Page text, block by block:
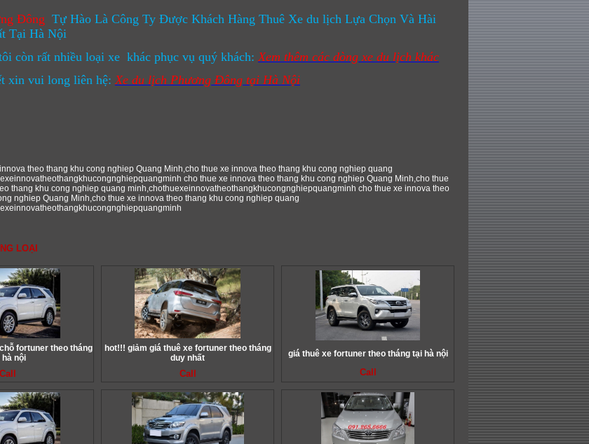
Đông Tự Hào Là Công Ty Được Khách Hàng Thuê Xe du lịch Lựa Chọn Và Hài
Tại Hà Nội
còn rất nhiều loại xe khác phục vụ quý khách:Xem thêm các dòng xe du lịch khác
xin vui long liên hệ:Xe du lịch Phương Đông tại Hà Nội
theo thang khu cong nghiep Quang Minh,cho thue xe innova theo thang khu cong nghiep quang
cho thue xe innova theo thang khu cong nghiep Quang Minh,cho thue
thang khu cong nghiep quang minh,chothuexeinnovatheothangkhucongnghiepquangminh cho thue xe innova theo
nghiep Quang Minh,cho thue xe innova theo thang khu cong nghiep quang
LOẠI
fortuner theo tháng
hà nội
Call
hot!!! giảm giá thuê xe fortuner theo tháng
duy nhất
Call
giá thuê xe fortuner theo tháng tại hà nội
Call